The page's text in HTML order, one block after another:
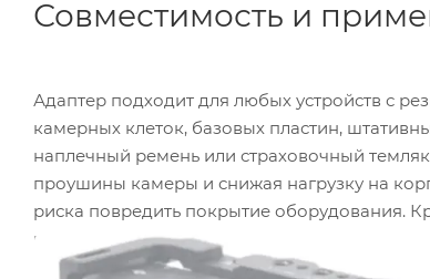
Совместимость и
Адаптер подходит для любых устройств с
камерных клеток, базовых пластин,
наплечный ремень или страховочный
проушины камеры и снижая нагрузку на
риска повредить покрытие оборудования.
ремня, так и в качестве дополнительной
Универсальность позволяет использовать